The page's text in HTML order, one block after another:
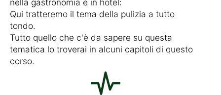
nella gastronomia e in hotel:
Qui tratteremo il tema della pulizia a tutto
tondo.
Tutto quello che c'è da sapere su questa
tematica lo troverai in alcuni capitoli di questo
corso.